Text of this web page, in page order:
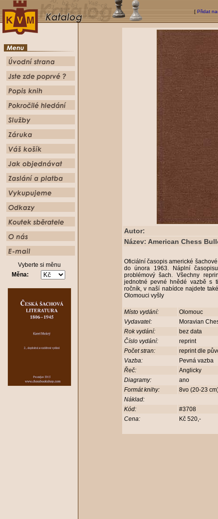
[ Přidat
Vyberte si měnu
Měna:
Autor:
Název: American Chess
Oficiální časopis americké
do února 1963. Náplní
problémový šach. Všechny
jednotné pevné hnědé vazbě s
ročník, v naší nabídce najdete
Olomouci vyšly
Místo vydání:
Olomouc
Vydavatel:
Moravian
Rok vydání:
bez data
Číslo vydání:
reprint
Počet stran:
reprint dle
Vazba:
Pevná vazba
Řeč:
Anglicky
Diagramy:
ano
Formát knihy:
8vo (20-23
Náklad:
Kód:
#3708
Cena:
Kč 520,-